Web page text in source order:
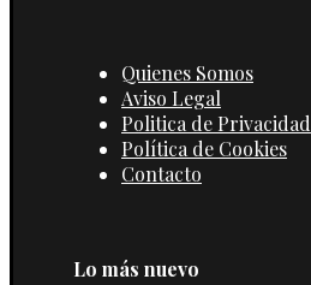
Quienes Somos
Aviso Legal
Politica de Privacidad
Política de Cookies
Contacto
Lo más nuevo